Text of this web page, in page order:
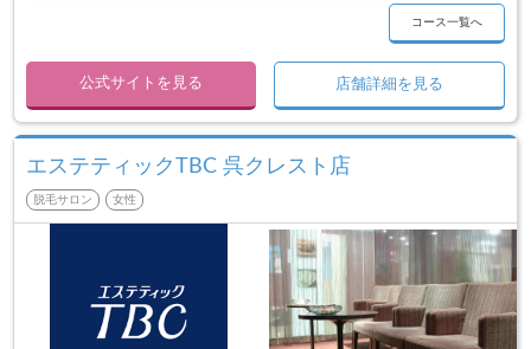
コース一覧へ
公式サイトを見る 店舗詳細を見る
エステティックTBC 呉クレスト店
脱毛サロン 女性